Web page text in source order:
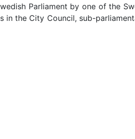
Parliament by one of the
the City Council, sub-